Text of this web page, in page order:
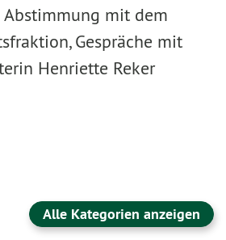
Abstimmung mit dem
Gespräche mit
Henriette Reker
Alle Kategorien anzeigen